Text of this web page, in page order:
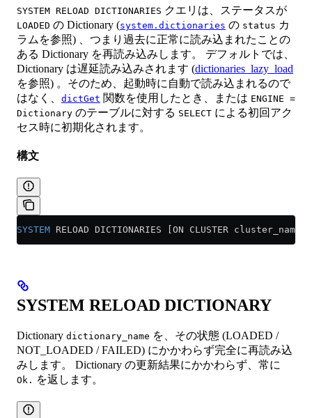
SYSTEM RELOAD DICTIONARIES クエリは、ステータスが
LOADED の Dictionary (system.dictionaries の status カ
ラムを参照) 、つまり過去に正常に読み込まれたことの
ある Dictionary を再読み込みします。 デフォルトでは、
Dictionary は遅延読み込みされます (dictionaries_lazy_load
を参照) 。そのため、起動時に自動で読み込まれるので
はなく、 dictGet 関数を使用したとき、または ENGINE =
Dictionary のテーブルに対する SELECT による初回アク
セス時に初期化されます。
構文
SYSTEM RELOAD DICTIONARIES [ON CLUSTER cluster_name]
SYSTEM RELOAD DICTIONARY
Dictionary dictionary_name を、その状態 (LOADED /
NOT_LOADED / FAILED) にかかわらず完全に再読み込
みします。 Dictionary の更新結果にかかわらず、常に
Ok. を返します。